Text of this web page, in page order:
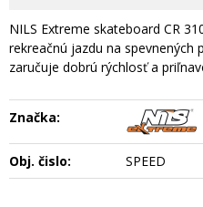
NILS Extreme skateboard CR
rekreačnú jazdu na spevnených
zaručuje dobrú rýchlosť a
Značka:
Obj. čislo: SPEED